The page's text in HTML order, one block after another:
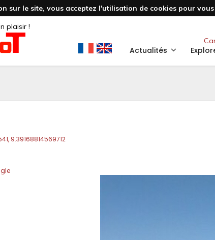
sur le site, vous acceptez l'utilisation de cookies pour
plaisir !
Actualités
9.39168814569712